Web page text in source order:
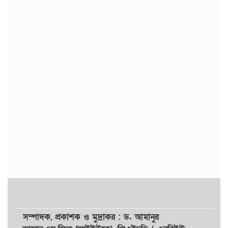
সম্পাদক, প্রকাশকওমুদ্রাকর: ড. আমানুর